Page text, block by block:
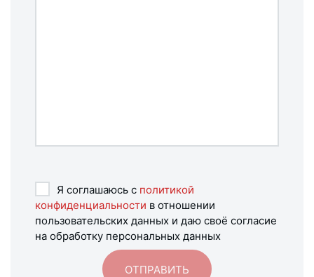
Я соглашаюсь с политикой
конфиденциальности в отношении
пользовательских данных и даю своё согласие
на обработку персональных данных